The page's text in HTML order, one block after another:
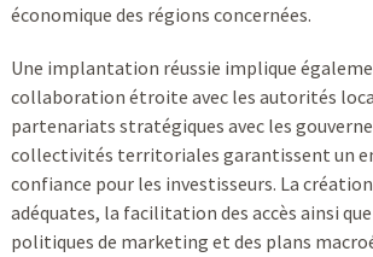
économique des régions concernées.
Une implantation réussie implique
collaboration étroite avec les autorités
partenariats stratégiques avec les
collectivités territoriales garantissent un
confiance pour les investisseurs. La
adéquates, la facilitation des accès ainsi
politiques de marketing et des plans